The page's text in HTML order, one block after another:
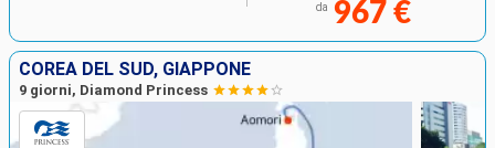
da 967 €
COREA DEL SUD, GIAPPONE
9 giorni, Diamond Princess